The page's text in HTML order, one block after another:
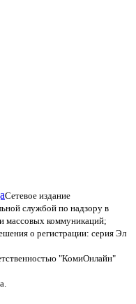
Сетевое издание
службой по надзору в
массовых коммуникаций;
о регистрации: серия Эл
"КомиОнлайн"